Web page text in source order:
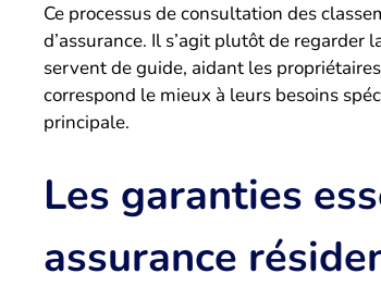
Ce processus de consultation des
d’assurance. Il s’agit plutôt de
servent de guide, aidant les
correspond le mieux à leurs besoins
principale.
Les garanties
assurance